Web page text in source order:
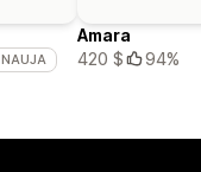
NAUJA
Amara
420 $
94%